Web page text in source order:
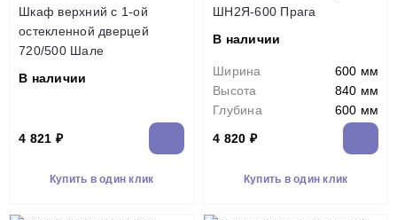
Шкаф верхний с 1-ой
остекленной дверцей
720/500 Шале
В наличии
4 821 ₽
Купить в один клик
ШН2Я-600 Прага
В наличии
Ширина
600 мм
Высота
840 мм
Глубина
600 мм
4 820 ₽
Купить в один клик